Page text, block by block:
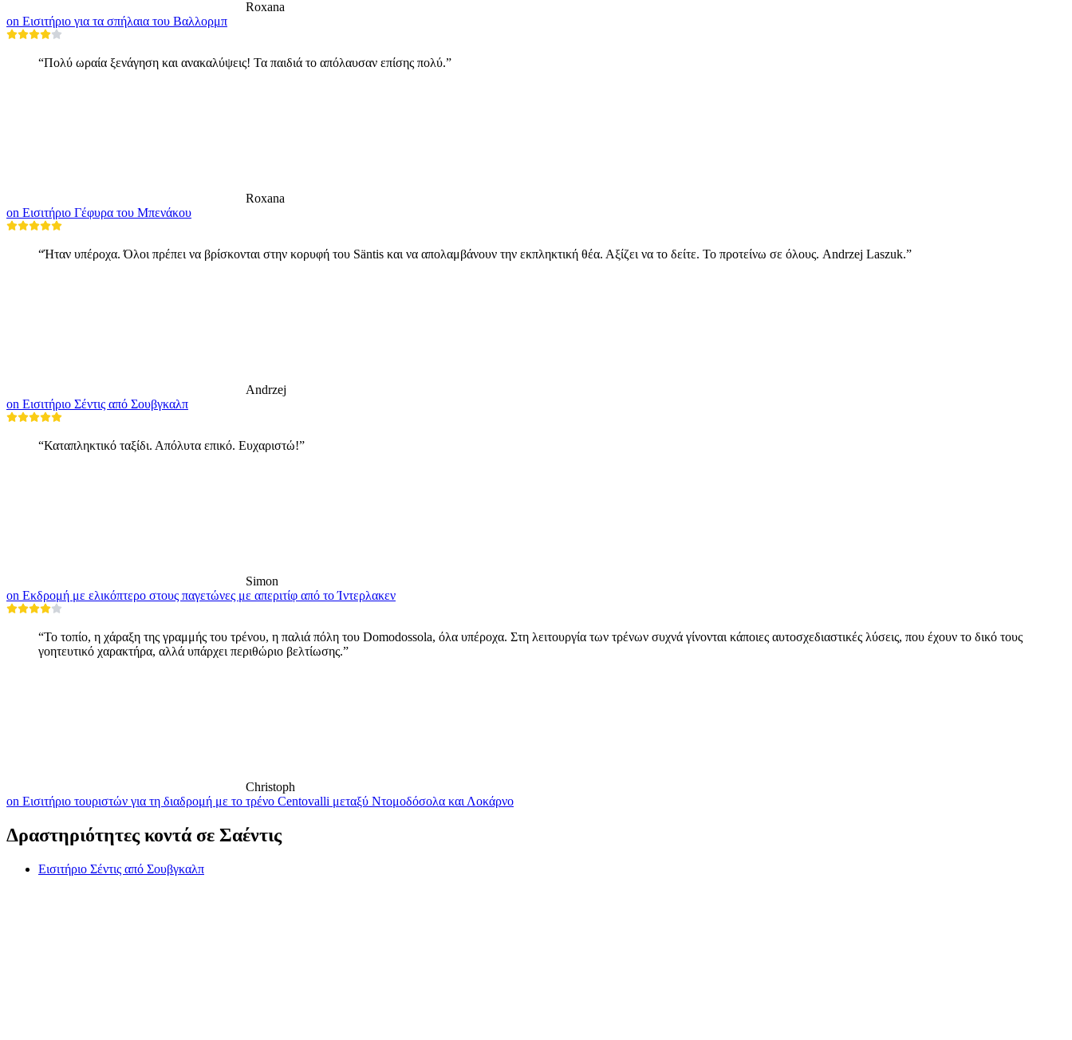
Roxana
on Εισιτήριο για τα σπήλαια του Βαλλορμπ
“Πολύ ωραία ξενάγηση και ανακαλύψεις! Τα παιδιά το απόλαυσαν επίσης πολύ.”
Roxana
on Εισιτήριο Γέφυρα του Μπενάκου
“Ήταν υπέροχα. Όλοι πρέπει να βρίσκονται στην κορυφή του Säntis και να απολαμβάνουν την εκπληκτική θέα. Αξίζει να το δείτε. Το προτείνω σε όλους. Andrzej Laszuk.”
Andrzej
on Εισιτήριο Σέντις από Σουβγκαλπ
“Καταπληκτικό ταξίδι. Απόλυτα επικό. Ευχαριστώ!”
Simon
on Εκδρομή με ελικόπτερο στους παγετώνες με απεριτίφ από το Ίντερλακεν
“Το τοπίο, η χάραξη της γραμμής του τρένου, η παλιά πόλη του Domodossola, όλα υπέροχα. Στη λειτουργία των τρένων συχνά γίνονται κάποιες αυτοσχεδιαστικές λύσεις, που έχουν το δικό τους
γοητευτικό χαρακτήρα, αλλά υπάρχει περιθώριο βελτίωσης.”
Christoph
on Εισιτήριο τουριστών για τη διαδρομή με το τρένο Centovalli μεταξύ Ντομοδόσολα και Λοκάρνο
Δραστηριότητες κοντά σε Σαέντις
Εισιτήριο Σέντις από Σουβγκαλπ